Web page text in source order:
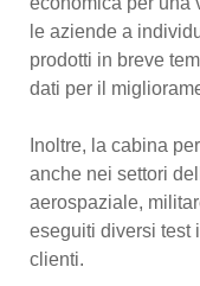
le aziende a
prodotti in breve
dati per il
Inoltre, la cabina
anche nei settori
aerospaziale,
eseguiti diversi test
clienti.